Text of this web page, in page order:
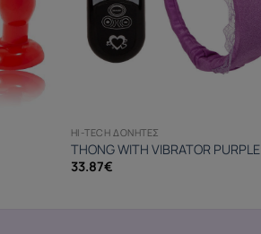
HI-TECH ΔΟΝΗΤΈΣ
THONG WITH VIBRATOR PURPLE
33.87€